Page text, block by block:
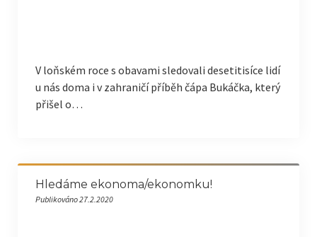
V loňském roce s obavami sledovali desetitisíce lidí
u nás doma i v zahraničí příběh čápa Bukáčka, který
přišel o…
Hledáme ekonoma/ekonomku!
Publikováno 27.2.2020